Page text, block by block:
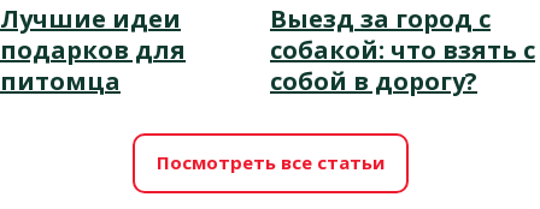
Лучшие идеи
подарков для
питомца
Выезд за город с
собакой: что взять с
собой в дорогу?
Посмотреть все статьи